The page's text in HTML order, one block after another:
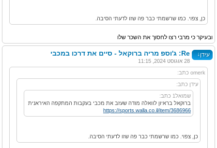
כן, צפוי. כמו שרשמתי כבר פה שזו לדעתי הסיבה.
ובעיקר כי מרבי רצו לחסוך את השכר שלו
עידן↓ Re: ג'וספ מריה ברוקאל - סיים את דרכו במכבי
28 אוגוסט 2024, 11:15
omerk כתב:
עידן כתב:
שמואל1 כתב:
ברוקאל בראיון לוואלה מודה שעזב את מכבי בעקבות המתקפה האיראנית
https://sports.walla.co.il/item/3686966
כן, צפוי. כמו שרשמתי כבר פה שזו לדעתי הסיבה.